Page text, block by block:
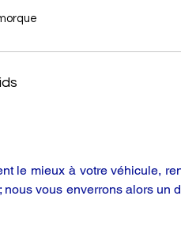
le mieux à votre véhicule,
vous enverrons alors un